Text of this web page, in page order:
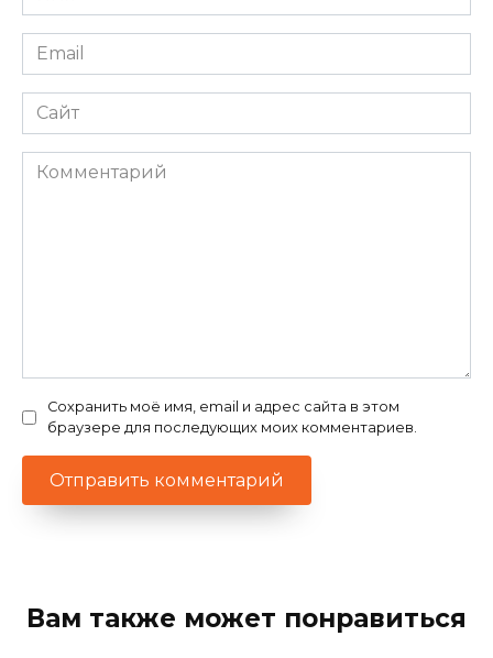
*
Email
*
Сайт
Комментарий
Сохранить моё имя, email и адрес сайта в этом
браузере для последующих моих комментариев.
Вам также может понравиться